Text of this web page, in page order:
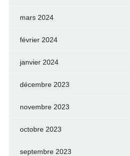
mars 2024
février 2024
janvier 2024
décembre 2023
novembre 2023
octobre 2023
septembre 2023